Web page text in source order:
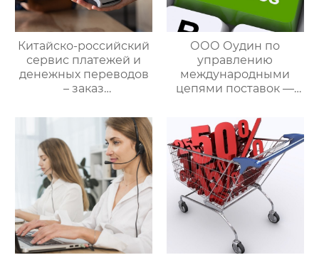
Китайско-российский
сервис платежей и
денежных переводов
– заказ
поставок
ООО Оудин по
управлению
международными
цепями поставок —
мире китайско-
российских закупок